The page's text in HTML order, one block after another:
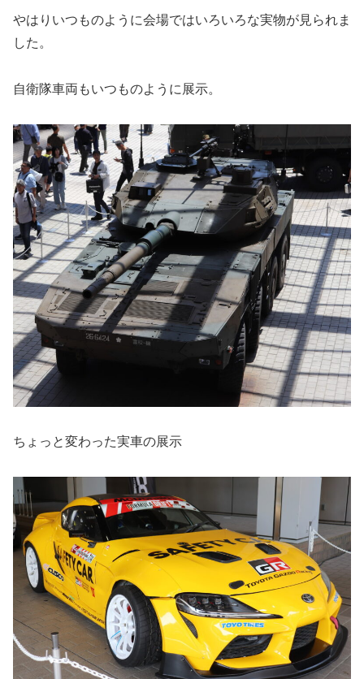
やはりいつものように会場ではいろいろな実物が見られま
した。
自衛隊車両もいつものように展示。
ちょっと変わった実車の展示